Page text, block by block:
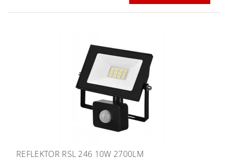
REFLEKTOR RSL 246 10W 2700LM